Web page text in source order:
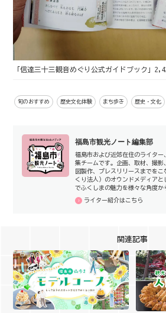
「信達三十三観音めぐり公式ガイドブック」
旬のおすすめ 歴史文化体験 まち歩き 歴史・文化
福島市観光ノート編集部
福島市および近郊在住のライター
集チームです。企画、取材、撮
図製作、プレスリリースまでをこ
くり法人）のオウンドメディア
でふくしまの魅力を様々な角度か
ライター紹介はこちら
関連記事